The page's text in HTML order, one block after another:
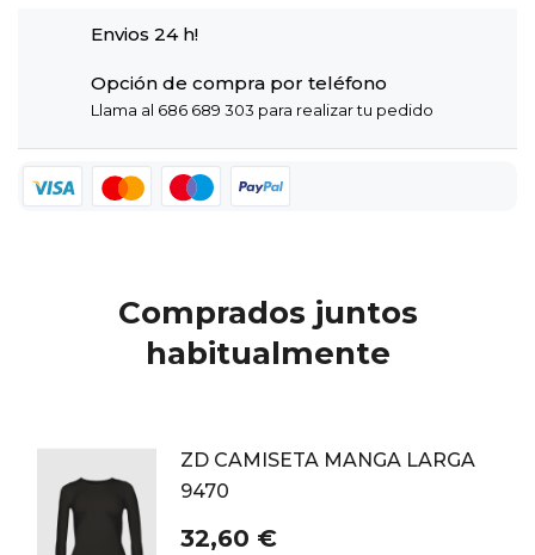
Envios 24 h!
Opción de compra por teléfono
Llama al 686 689 303 para realizar tu pedido
Comprados juntos
habitualmente
ZD CAMISETA MANGA LARGA
9470
32,60 €